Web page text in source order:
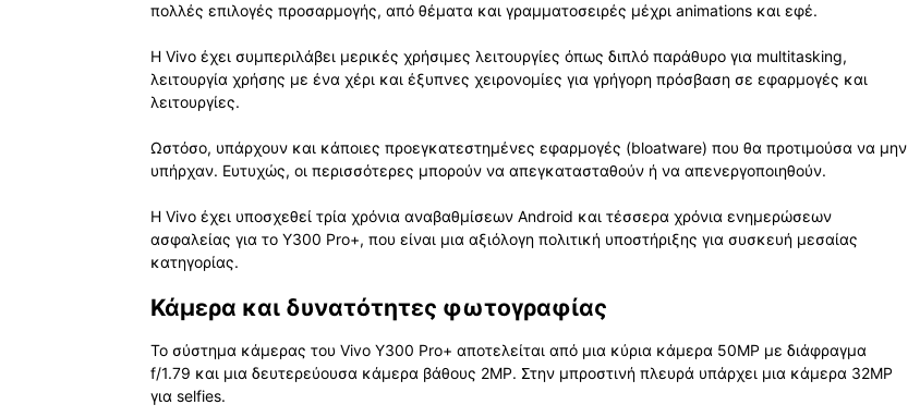
πολλές επιλογές προσαρμογής, από θέματα και γραμματοσειρές μέχρι animations και εφέ.
Η Vivo έχει συμπεριλάβει μερικές χρήσιμες λειτουργίες όπως διπλό παράθυρο για multitasking,
λειτουργία χρήσης με ένα χέρι και έξυπνες χειρονομίες για γρήγορη πρόσβαση σε εφαρμογές και
λειτουργίες.
Ωστόσο, υπάρχουν και κάποιες προεγκατεστημένες εφαρμογές (bloatware) που θα προτιμούσα να μην
υπήρχαν. Ευτυχώς, οι περισσότερες μπορούν να απεγκατασταθούν ή να απενεργοποιηθούν.
Η Vivo έχει υποσχεθεί τρία χρόνια αναβαθμίσεων Android και τέσσερα χρόνια ενημερώσεων
ασφαλείας για το Y300 Pro+, που είναι μια αξιόλογη πολιτική υποστήριξης για συσκευή μεσαίας
κατηγορίας.
Κάμερα και δυνατότητες φωτογραφίας
Το σύστημα κάμερας του Vivo Y300 Pro+ αποτελείται από μια κύρια κάμερα 50MP με διάφραγμα
f/1.79 και μια δευτερεύουσα κάμερα βάθους 2MP. Στην μπροστινή πλευρά υπάρχει μια κάμερα 32MP
για selfies.